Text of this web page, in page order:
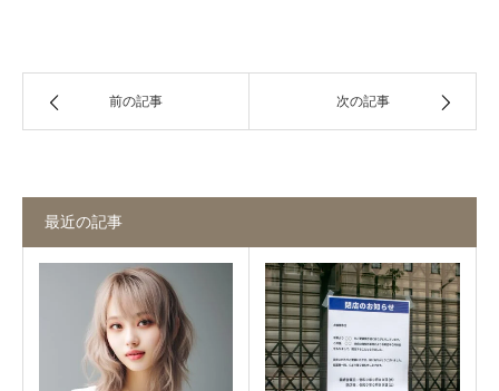
前の記事 次の記事
最近の記事